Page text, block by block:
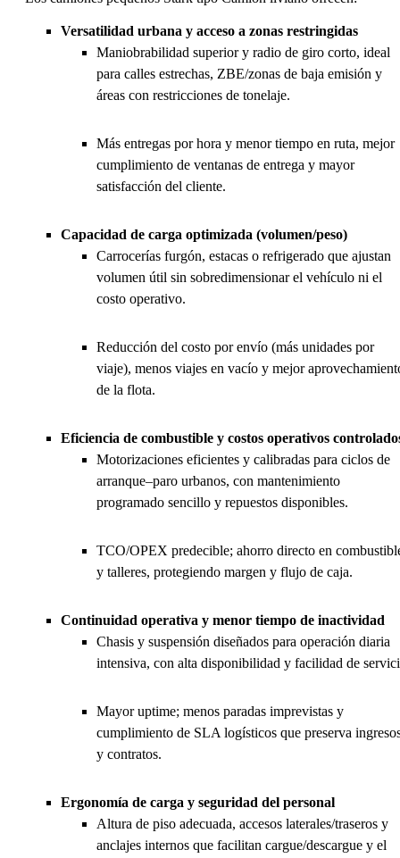
Versatilidad urbana y acceso a zonas restringidas
Maniobrabilidad superior y radio de giro corto, ideal
para calles estrechas, ZBE/zonas de baja emisión y
áreas con restricciones de tonelaje.
Más entregas por hora y menor tiempo en ruta, mejor
cumplimiento de ventanas de entrega y mayor
satisfacción del cliente.
Capacidad de carga optimizada (volumen/peso)
Carrocerías furgón, estacas o refrigerado que ajustan
volumen útil sin sobredimensionar el vehículo ni el
costo operativo.
Reducción del costo por envío (más unidades por
viaje), menos viajes en vacío y mejor
de la flota.
Eficiencia de combustible y costos operativos
Motorizaciones eficientes y calibradas para ciclos de
arranque–paro urbanos, con mantenimiento
programado sencillo y repuestos disponibles.
TCO/OPEX predecible; ahorro directo en
y talleres, protegiendo margen y flujo de caja.
Continuidad operativa y menor tiempo de inactividad
Chasis y suspensión diseñados para operación diaria
intensiva, con alta disponibilidad y facilidad de
Mayor uptime; menos paradas imprevistas y
cumplimiento de SLA logísticos que preserva
y contratos.
Ergonomía de carga y seguridad del personal
Altura de piso adecuada, accesos laterales/traseros y
anclajes internos que facilitan cargue/descargue y el